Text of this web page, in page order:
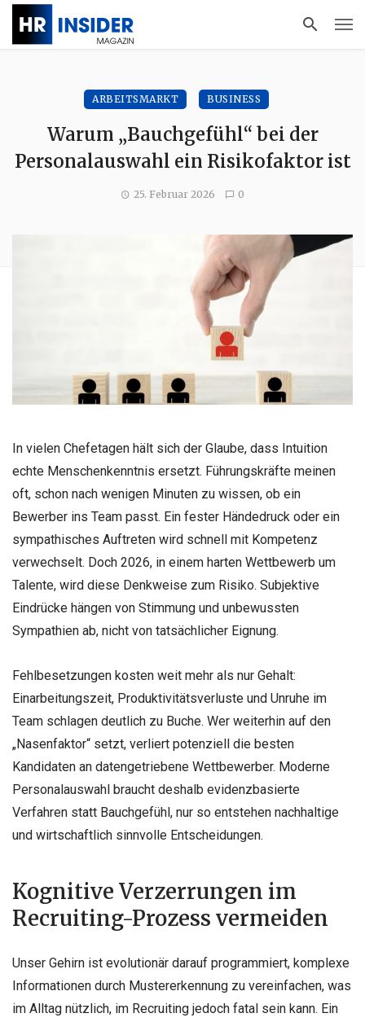
ARBEITSMARKT BUSINESS
Warum „Bauchgefühl“ bei der
Personalauswahl ein Risikofaktor ist
25. Februar 2026 0
In vielen Chefetagen hält sich der Glaube, dass Intuition
echte Menschenkenntnis ersetzt. Führungskräfte meinen
oft, schon nach wenigen Minuten zu wissen, ob ein
Bewerber ins Team passt. Ein fester Händedruck oder ein
sympathisches Auftreten wird schnell mit Kompetenz
verwechselt. Doch 2026, in einem harten Wettbewerb um
Talente, wird diese Denkweise zum Risiko. Subjektive
Eindrücke hängen von Stimmung und unbewussten
Sympathien ab, nicht von tatsächlicher Eignung.
Fehlbesetzungen kosten weit mehr als nur Gehalt:
Einarbeitungszeit, Produktivitätsverluste und Unruhe im
Team schlagen deutlich zu Buche. Wer weiterhin auf den
„Nasenfaktor“ setzt, verliert potenziell die besten
Kandidaten an datengetriebene Wettbewerber. Moderne
Personalauswahl braucht deshalb evidenzbasierte
Verfahren statt Bauchgefühl, nur so entstehen nachhaltige
und wirtschaftlich sinnvolle Entscheidungen.
Kognitive Verzerrungen im
Recruiting-Prozess vermeiden
Unser Gehirn ist evolutionär darauf programmiert, komplexe
Informationen durch Mustererkennung zu vereinfachen, was
im Alltag nützlich, im Recruiting jedoch fatal sein kann. Ein